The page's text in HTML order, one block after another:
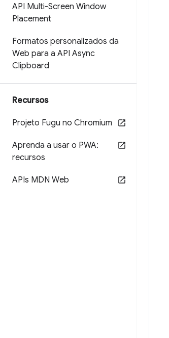
API Multi-Screen Window
Placement
Formatos personalizados da
Web para a API Async
Clipboard
Recursos
Projeto Fugu no Chromium
Aprenda a usar o PWA:
recursos
APIs MDN Web